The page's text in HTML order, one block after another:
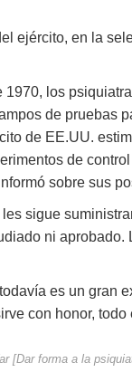
ejército, en la
los
de pruebas
de EE.UU.
de
sobre sus
sigue
ni aprobado.
es un gran
con honor,
[Dar forma a la